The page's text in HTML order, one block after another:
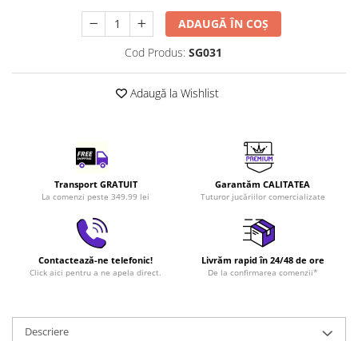
LEGO Architecture
LEGO Speed Champions
ADAUGĂ ÎN COȘ
Cod Produs: SG031
Adaugă la Wishlist
Transport GRATUIT
La comenzi peste 349.99 lei
Garantăm CALITATEA
Tuturor jucăriilor comercializate
Contactează-ne telefonic!
Click aici pentru a ne apela direct.
Livrăm rapid în 24/48 de ore
De la confirmarea comenzii*
Descriere